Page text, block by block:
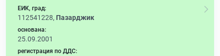
ЕИК, град:
112541228, Пазарджик
основана:
25.09.2001
регистрация по ДДС: